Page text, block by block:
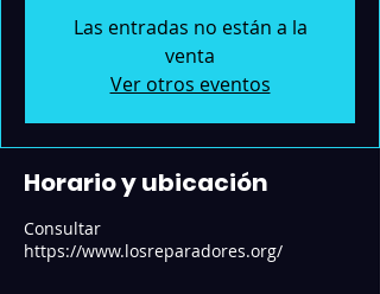
Las entradas no están a la
venta
Ver otros eventos
Horario y ubicación
Consultar
https://www.losreparadores.org/